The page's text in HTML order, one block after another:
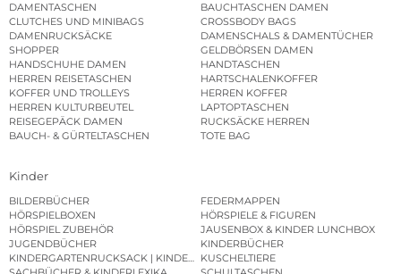
DAMENTASCHEN
BAUCHTASCHEN DAMEN
CLUTCHES UND MINIBAGS
CROSSBODY BAGS
DAMENRUCKSÄCKE
DAMENSCHALS & DAMENTÜCHER
SHOPPER
GELDBÖRSEN DAMEN
HANDSCHUHE DAMEN
HANDTASCHEN
HERREN REISETASCHEN
HARTSCHALENKOFFER
KOFFER UND TROLLEYS
HERREN KOFFER
HERREN KULTURBEUTEL
LAPTOPTASCHEN
REISEGEPÄCK DAMEN
RUCKSÄCKE HERREN
BAUCH- & GÜRTELTASCHEN
TOTE BAG
Kinder
BILDERBÜCHER
FEDERMAPPEN
HÖRSPIELBOXEN
HÖRSPIELE & FIGUREN
HÖRSPIEL ZUBEHÖR
JAUSENBOX & KINDER LUNCHBOX
JUGENDBÜCHER
KINDERBÜCHER
KINDERGARTENRUCKSACK | KINDERGARTENBEUTEL
KUSCHELTIERE